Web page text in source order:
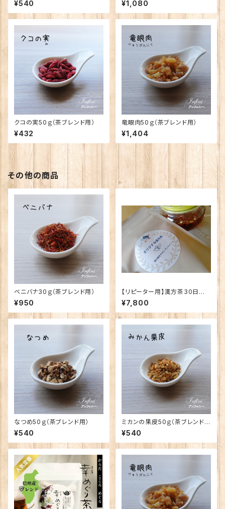
¥540 ¥1,080
クコの実50ｇ（茶ブレンド用）
¥432
竜眼肉50ｇ（茶ブレンド用）
¥1,404
その他の商品
ベニバナ30ｇ（茶ブレンド用）
¥950
【リピーター用】漢方茶30日分
（送料込）
¥7,800
なつめ50ｇ（茶ブレンド用）
¥540
ミカンの果皮50ｇ（茶ブレンド
用）
¥540